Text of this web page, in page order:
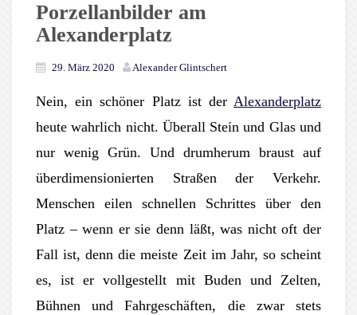
Porzellanbilder am
Alexanderplatz
29. März 2020 Alexander Glintschert
Nein, ein schöner Platz ist der Alexanderplatz
heute wahrlich nicht. Überall Stein und Glas und
nur wenig Grün. Und drumherum braust auf
überdimensionierten Straßen der Verkehr.
Menschen eilen schnellen Schrittes über den
Platz – wenn er sie denn läßt, was nicht oft der
Fall ist, denn die meiste Zeit im Jahr, so scheint
es, ist er vollgestellt mit Buden und Zelten,
Bühnen und Fahrgeschäften, die zwar stets